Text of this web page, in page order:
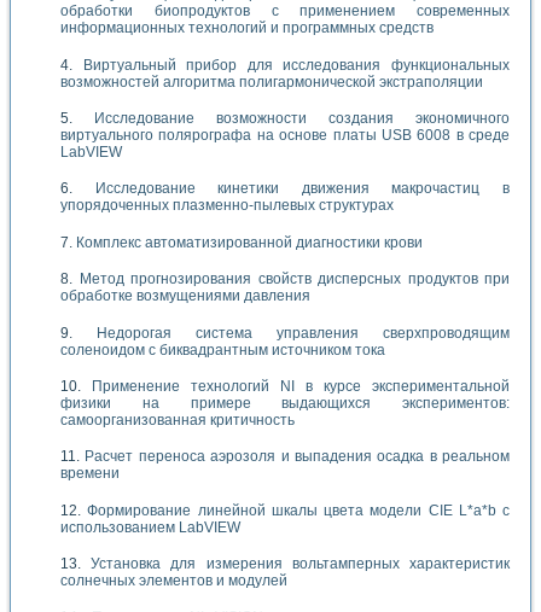
обработки биопродуктов с применением современных
информационных технологий и программных средств
Виртуальный прибор для исследования функциональных
возможностей алгоритма полигармонической экстраполяции
Исследование возможности создания экономичного
виртуального полярографа на основе платы USB 6008 в среде
LabVIEW
Исследование кинетики движения макрочастиц в
упорядоченных плазменно-пылевых структурах
Комплекс автоматизированной диагностики крови
Метод прогнозирования свойств дисперсных продуктов при
обработке возмущениями давления
Недорогая система управления сверхпроводящим
соленоидом с биквадрантным источником тока
Применение технологий NI в курсе экспериментальной
физики на примере выдающихся экспериментов:
самоорганизованная критичность
Расчет переноса аэрозоля и выпадения осадка в реальном
времени
Формирование линейной шкалы цвета модели CIE L*a*b с
использованием LabVIEW
Установка для измерения вольтамперных характеристик
солнечных элементов и модулей